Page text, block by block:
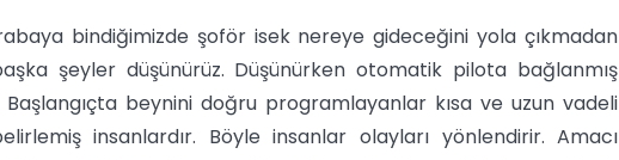
bindiğimizde şoför isek nereye gideceğini yola çıkmadan
şeyler düşünürüz. Düşünürken otomatik pilota bağlanmış
beynini doğru programlayanlar kısa ve uzun vadeli
insanlardır. Böyle insanlar olayları yönlendirir. Amacı